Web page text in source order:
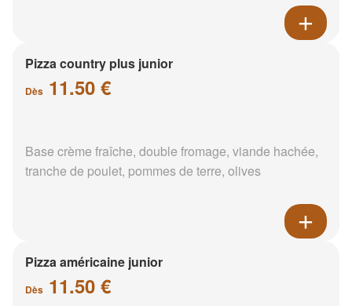
Pizza country plus junior
Dès 11.50 €
Base crème fraîche, double fromage, viande hachée,
tranche de poulet, pommes de terre, olives
Pizza américaine junior
Dès 11.50 €